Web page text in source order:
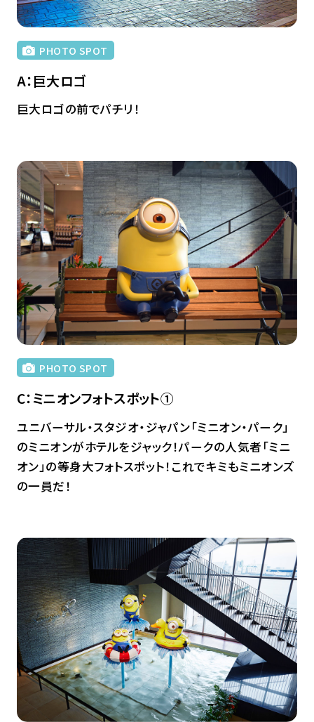
PHOTO SPOT
A：巨大ロゴ
巨大ロゴの前でパチリ！
PHOTO SPOT
C：ミニオンフォトスポット①
ユニバーサル・スタジオ・ジャパン「ミニオン・パーク」
のミニオンがホテルをジャック！パークの人気者「ミニ
オン」の等身大フォトスポット！これでキミもミニオンズ
の一員だ！